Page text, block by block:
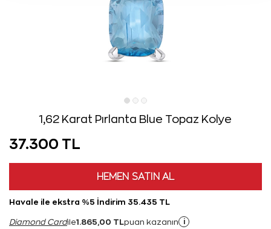
1,62 Karat Pırlanta Blue Topaz Kolye
37.300 TL
HEMEN SATIN AL
Havale ile ekstra %5 İndirim 35.435 TL
Diamond Cardile1.865,00 TL puan kazanın i